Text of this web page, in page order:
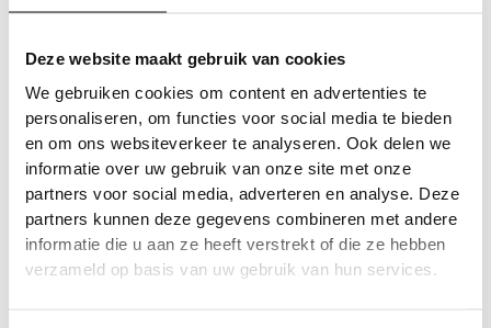
Deze website maakt gebruik van cookies
We gebruiken cookies om content en advertenties te
personaliseren, om functies voor social media te bieden
en om ons websiteverkeer te analyseren. Ook delen we
informatie over uw gebruik van onze site met onze
partners voor social media, adverteren en analyse. Deze
partners kunnen deze gegevens combineren met andere
informatie die u aan ze heeft verstrekt of die ze hebben
verzameld op basis van uw gebruik van hun services.
Gereedschap
GSW Snijmes schutvel
enkel
Gereedschap
Reservemesjes
Raamschraper